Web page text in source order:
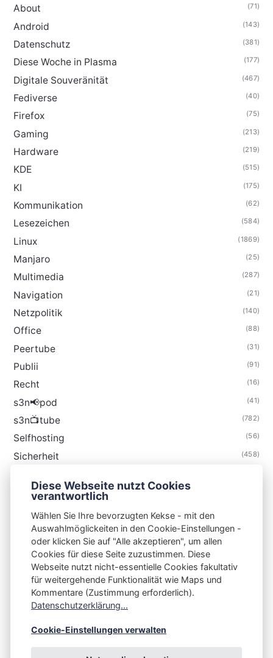
About (71)
Android (143)
Datenschutz (381)
Diese Woche in Plasma (177)
Digitale Souveränität (467)
Fediverse (40)
Firefox (75)
Gaming (213)
Hardware (219)
KDE (515)
KI (175)
Kommunikation (62)
Lesezeichen (584)
Linux (1869)
Manjaro (25)
Multimedia (287)
Navigation (21)
Netzpolitik (140)
Office (88)
Peertube (31)
Publii (91)
Recht (16)
s3n📢pod (41)
s3n📺tube (782)
Selfhosting (56)
Sicherheit (458)
Thunderbird
S3N🧩NET
Integrating Open-Source Blog Network (iOSBN)
Impressum
Kontakt
Diese Webseite nutzt Cookies
verantwortlich
Wählen Sie Ihre bevorzugten Kekse - mit den
Auswahlmöglickeiten in den Cookie-Einstellungen -
oder klicken Sie auf "Alle akzeptieren", um allen
Cookies für diese Seite zuzustimmen. Diese
Webseite nutzt nicht-essentielle Cookies fakultativ
für weitergehende Funktionalität wie Maps und
Kommentare (Zustimmung erforderlich).
Datenschutzerklärung...
Cookie-Einstellungen verwalten